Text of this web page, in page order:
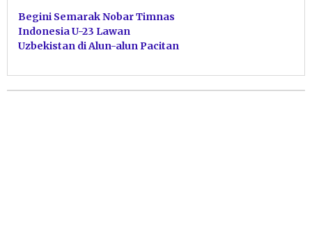
Begini Semarak Nobar Timnas
Indonesia U-23 Lawan
Uzbekistan di Alun-alun Pacitan